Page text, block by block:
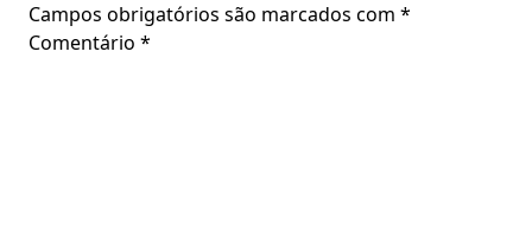
Campos obrigatórios são marcados com *
Comentário *